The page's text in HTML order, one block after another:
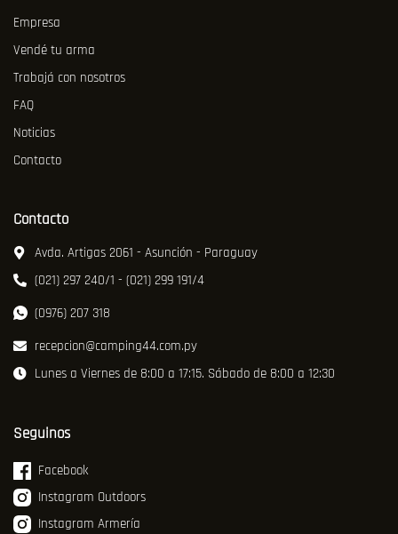
Empresa
Vendé tu arma
Trabajá con nosotros
FAQ
Noticias
Contacto
Contacto
Avda. Artigas 2061 - Asunción - Paraguay
(021) 297 240/1 - (021) 299 191/4
(0976) 207 318
recepcion@camping44.com.py
Lunes a Viernes de 8:00 a 17:15. Sábado de 8:00 a 12:30
Seguinos
Facebook
Instagram Outdoors
Instagram Armería